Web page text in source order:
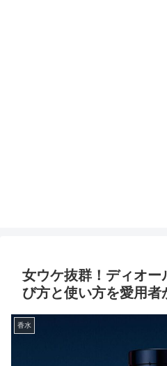
女ウケ抜群！ディオー
び方と使い方を愛用者
香水